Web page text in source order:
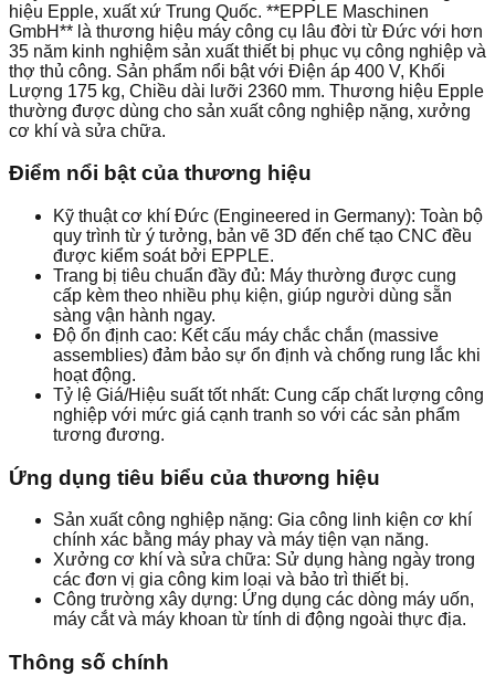
hiệu Epple, xuất xứ Trung Quốc. **EPPLE Maschinen
GmbH** là thương hiệu máy công cụ lâu đời từ Đức với hơn
35 năm kinh nghiệm sản xuất thiết bị phục vụ công nghiệp và
thợ thủ công. Sản phẩm nổi bật với Điện áp 400 V, Khối
Lượng 175 kg, Chiều dài lưỡi 2360 mm. Thương hiệu Epple
thường được dùng cho sản xuất công nghiệp nặng, xưởng
cơ khí và sửa chữa.
Điểm nổi bật của thương hiệu
Kỹ thuật cơ khí Đức (Engineered in Germany): Toàn bộ
quy trình từ ý tưởng, bản vẽ 3D đến chế tạo CNC đều
được kiểm soát bởi EPPLE.
Trang bị tiêu chuẩn đầy đủ: Máy thường được cung
cấp kèm theo nhiều phụ kiện, giúp người dùng sẵn
sàng vận hành ngay.
Độ ổn định cao: Kết cấu máy chắc chắn (massive
assemblies) đảm bảo sự ổn định và chống rung lắc khi
hoạt động.
Tỷ lệ Giá/Hiệu suất tốt nhất: Cung cấp chất lượng công
nghiệp với mức giá cạnh tranh so với các sản phẩm
tương đương.
Ứng dụng tiêu biểu của thương hiệu
Sản xuất công nghiệp nặng: Gia công linh kiện cơ khí
chính xác bằng máy phay và máy tiện vạn năng.
Xưởng cơ khí và sửa chữa: Sử dụng hàng ngày trong
các đơn vị gia công kim loại và bảo trì thiết bị.
Công trường xây dựng: Ứng dụng các dòng máy uốn,
máy cắt và máy khoan từ tính di động ngoài thực địa.
Thông số chính